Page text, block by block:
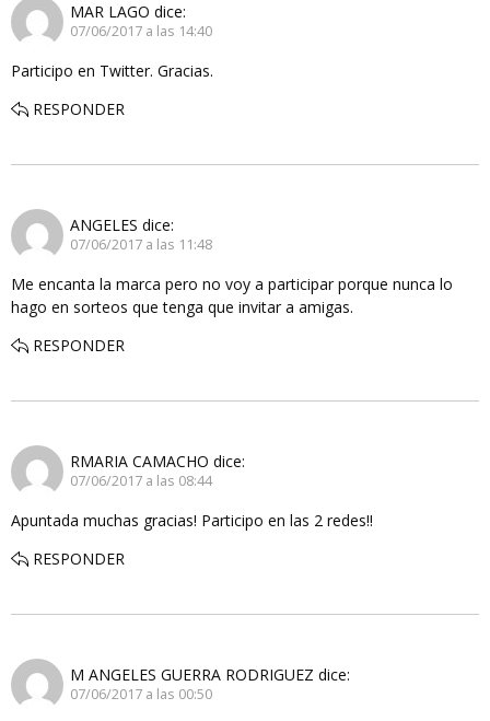
MAR LAGO dice:
07/06/2017 a las 14:40
Participo en Twitter. Gracias.
RESPONDER
ANGELES dice:
07/06/2017 a las 11:48
Me encanta la marca pero no voy a participar porque nunca lo
hago en sorteos que tenga que invitar a amigas.
RESPONDER
RMARIA CAMACHO dice:
07/06/2017 a las 08:44
Apuntada muchas gracias! Participo en las 2 redes!!
RESPONDER
M ANGELES GUERRA RODRIGUEZ dice:
07/06/2017 a las 00:50